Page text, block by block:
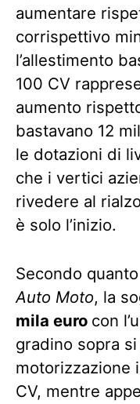
aumentare
corrispettivo
l’allestimento
100 CV
aumento
bastavano 12
le dotazioni di
che i vertici
rivedere al
è solo l’inizio.
Secondo
Auto Moto, la
mila euro con
gradino sopra
motorizzazione
CV, mentre